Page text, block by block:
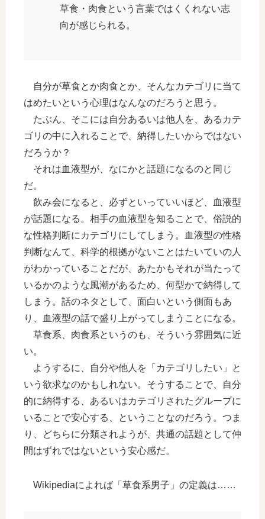
草食・肉食という言葉ではくくれない志
向が感じられる。
自分が草食とか肉食とか、そんなカテゴリに当て
はめたいという心理はなんなのだろうと思う。
たぶん、そこには自分あるいは他人を、あるカテ
ゴリの中に入れることで、納得したいからではない
だろうか？
それは血液型が、なにかと話題になるのと同じ
だ。
飲み会になると、必ずといっていいほど、血液型
が話題になる。相手の血液型を知ることで、俗説的
な性格判断にカテゴリにしてしまう。血液型の性格
判断なんて、科学的根拠がないことはたいていの人
がわかっていることだが、あたかもそれが当たって
いるかのような風潮があるため、何型かで納得して
しまう。話のネタとして、面白いという側面もあ
り、血液型の話で盛り上がってしまうことになる。
草食系、肉食系というのも、そういう雰囲気に近
い。
ようするに、自分や他人を「カテゴリしたい」と
いう欲求なのかもしれない。そうすることで、自分
的に納得する、あるいはカテゴリされたグループに
いることで安心する、ということなのだろう。つま
り、どちらに分類されようが、共通の話題として仲
間はずれではないという安心感だ。
Wikipediaによれば「草食系男子」の定義は……